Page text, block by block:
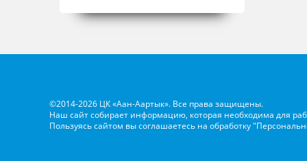
©2014-2026 ЦК «Аан-Аартык». Все права защищены.
Наш сайт собирает информацию, которая необходима для
Пользуясь сайтом вы соглашаетесь на обработку